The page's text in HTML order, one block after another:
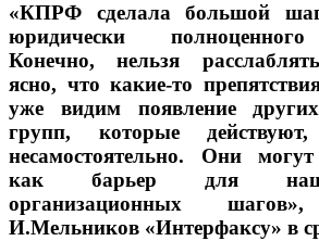
«КПРФ сделала большой
юридически
Конечно, нельзя
ясно, что какие-то
уже видим появление
групп, которые
несамостоятельно. Они могут
как барьер для
организационных
И.Мельников «Интерфаксу» в